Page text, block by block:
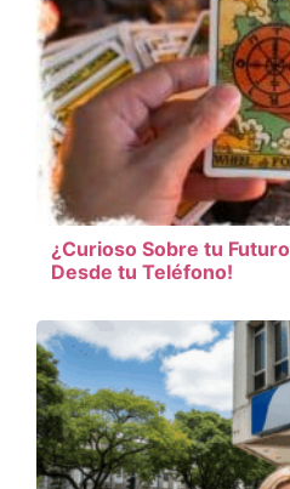
¿Curioso Sobre tu
Desde tu Teléfono!